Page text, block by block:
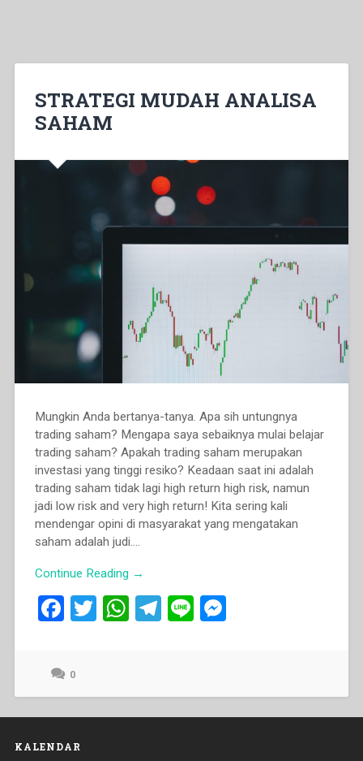
STRATEGI MUDAH ANALISA
SAHAM
Mungkin Anda bertanya-tanya. Apa sih untungnya
trading saham? Mengapa saya sebaiknya mulai belajar
trading saham? Apakah trading saham merupakan
investasi yang tinggi resiko? Keadaan saat ini adalah
trading saham tidak lagi high return high risk, namun
jadi low risk and very high return! Kita sering kali
mendengar opini di masyarakat yang mengatakan
saham adalah judi....
Continue Reading →
F
b
o
o
T W
A
T
a
Li M
g
0
KALENDAR